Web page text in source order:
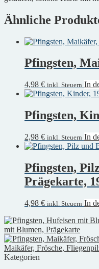
Ähnliche
Pfingsten,
4,98 € inkl. Steuern In
Pfingsten,
2,98 € inkl. Steuern In
Pfingsten,
Prägekarte,
4,98 € inkl. Steuern In
mit Blumen, Prägekarte
Maikäfer, Frösche,
Kategorien